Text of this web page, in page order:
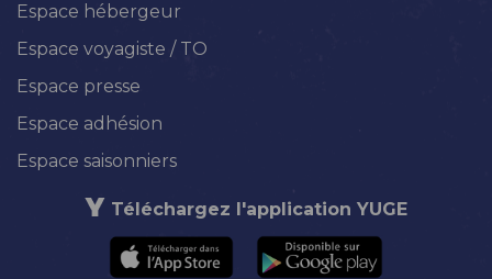
Espace hébergeur
Espace voyagiste / TO
Espace presse
Espace adhésion
Espace saisonniers
Téléchargez l'application YUGE